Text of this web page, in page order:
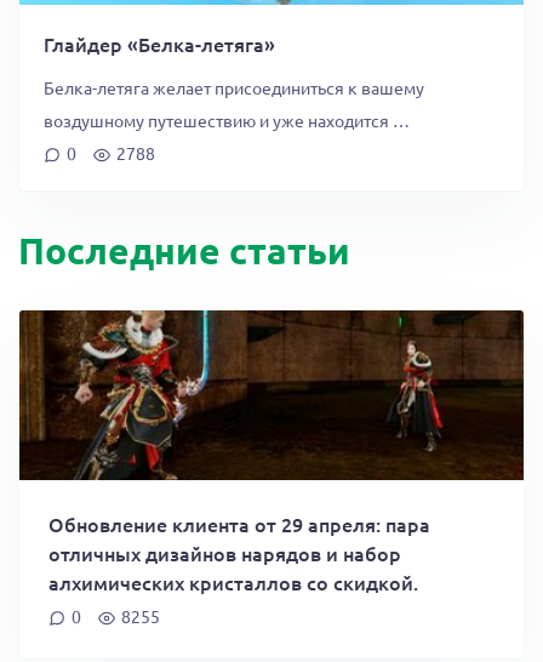
Глайдер «Белка-летяга»
Белка-летяга желает присоединиться к вашему
воздушному путешествию и уже находится …
0
2788
Последние статьи
Обновление клиента от 29 апреля: пара
отличных дизайнов нарядов и набор
алхимических кристаллов со скидкой.
0 8255